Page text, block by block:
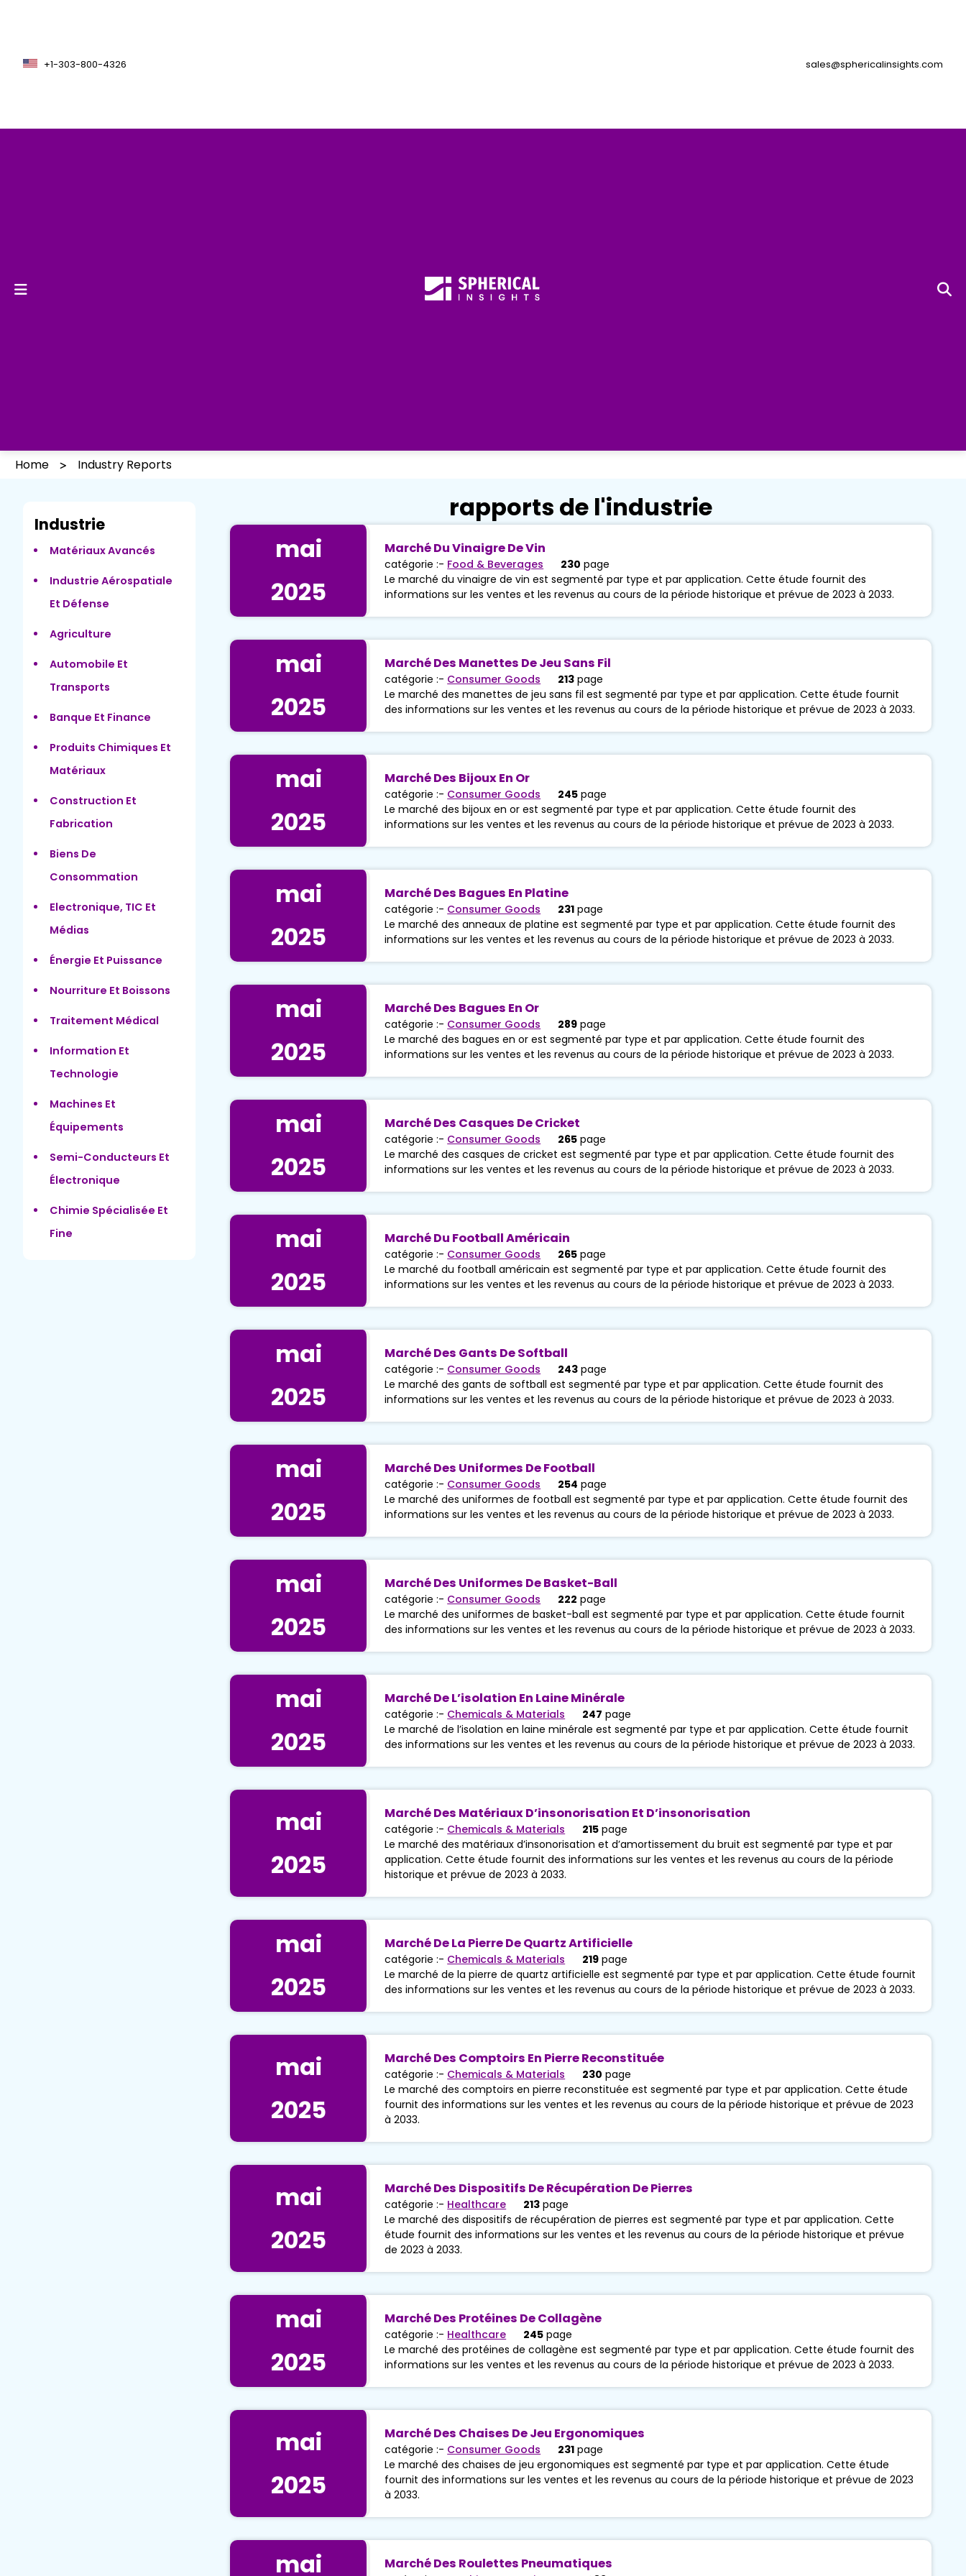
+1-303-800-4326 sales@sphericalinsights.com
Home Industry Reports
Industrie
Matériaux Avancés
Industrie Aérospatiale
Et Défense
Agriculture
Automobile Et
Transports
Banque Et Finance
Produits Chimiques Et
Matériaux
Construction Et
Fabrication
Biens De
Consommation
Electronique, TIC Et
Médias
Énergie Et Puissance
Nourriture Et Boissons
Traitement Médical
Information Et
Technologie
Machines Et
Équipements
Semi-Conducteurs Et
Électronique
Chimie Spécialisée Et
Fine
rapports de l'industrie
mai
2025
Marché Du Vinaigre De Vin
catégorie :- Food & Beverages 230 page
Le marché du vinaigre de vin est segmenté par type et par application. Cette étude fournit des
informations sur les ventes et les revenus au cours de la période historique et prévue de 2023 à 2033.
mai
2025
Marché Des Manettes De Jeu Sans Fil
catégorie :- Consumer Goods 213 page
Le marché des manettes de jeu sans fil est segmenté par type et par application. Cette étude fournit
des informations sur les ventes et les revenus au cours de la période historique et prévue de 2023 à 2033.
mai
2025
Marché Des Bijoux En Or
catégorie :- Consumer Goods 245 page
Le marché des bijoux en or est segmenté par type et par application. Cette étude fournit des
informations sur les ventes et les revenus au cours de la période historique et prévue de 2023 à 2033.
mai
2025
Marché Des Bagues En Platine
catégorie :- Consumer Goods 231 page
Le marché des anneaux de platine est segmenté par type et par application. Cette étude fournit des
informations sur les ventes et les revenus au cours de la période historique et prévue de 2023 à 2033.
mai
2025
Marché Des Bagues En Or
catégorie :- Consumer Goods 289 page
Le marché des bagues en or est segmenté par type et par application. Cette étude fournit des
informations sur les ventes et les revenus au cours de la période historique et prévue de 2023 à 2033.
mai
2025
Marché Des Casques De Cricket
catégorie :- Consumer Goods 265 page
Le marché des casques de cricket est segmenté par type et par application. Cette étude fournit des
informations sur les ventes et les revenus au cours de la période historique et prévue de 2023 à 2033.
mai
2025
Marché Du Football Américain
catégorie :- Consumer Goods 265 page
Le marché du football américain est segmenté par type et par application. Cette étude fournit des
informations sur les ventes et les revenus au cours de la période historique et prévue de 2023 à 2033.
mai
2025
Marché Des Gants De Softball
catégorie :- Consumer Goods 243 page
Le marché des gants de softball est segmenté par type et par application. Cette étude fournit des
informations sur les ventes et les revenus au cours de la période historique et prévue de 2023 à 2033.
mai
2025
Marché Des Uniformes De Football
catégorie :- Consumer Goods 254 page
Le marché des uniformes de football est segmenté par type et par application. Cette étude fournit des
informations sur les ventes et les revenus au cours de la période historique et prévue de 2023 à 2033.
mai
2025
Marché Des Uniformes De Basket-Ball
catégorie :- Consumer Goods 222 page
Le marché des uniformes de basket-ball est segmenté par type et par application. Cette étude fournit
des informations sur les ventes et les revenus au cours de la période historique et prévue de 2023 à 2033.
mai
2025
Marché De L’isolation En Laine Minérale
catégorie :- Chemicals & Materials 247 page
Le marché de l’isolation en laine minérale est segmenté par type et par application. Cette étude fournit
des informations sur les ventes et les revenus au cours de la période historique et prévue de 2023 à 2033.
mai
2025
Marché Des Matériaux D’insonorisation Et D’insonorisation
catégorie :- Chemicals & Materials 215 page
Le marché des matériaux d’insonorisation et d’amortissement du bruit est segmenté par type et par
application. Cette étude fournit des informations sur les ventes et les revenus au cours de la période
historique et prévue de 2023 à 2033.
mai
2025
Marché De La Pierre De Quartz Artificielle
catégorie :- Chemicals & Materials 219 page
Le marché de la pierre de quartz artificielle est segmenté par type et par application. Cette étude fournit
des informations sur les ventes et les revenus au cours de la période historique et prévue de 2023 à 2033.
mai
2025
Marché Des Comptoirs En Pierre Reconstituée
catégorie :- Chemicals & Materials 230 page
Le marché des comptoirs en pierre reconstituée est segmenté par type et par application. Cette étude
fournit des informations sur les ventes et les revenus au cours de la période historique et prévue de 2023
à 2033.
mai
2025
Marché Des Dispositifs De Récupération De Pierres
catégorie :- Healthcare 213 page
Le marché des dispositifs de récupération de pierres est segmenté par type et par application. Cette
étude fournit des informations sur les ventes et les revenus au cours de la période historique et prévue
de 2023 à 2033.
mai
2025
Marché Des Protéines De Collagène
catégorie :- Healthcare 245 page
Le marché des protéines de collagène est segmenté par type et par application. Cette étude fournit des
informations sur les ventes et les revenus au cours de la période historique et prévue de 2023 à 2033.
mai
2025
Marché Des Chaises De Jeu Ergonomiques
catégorie :- Consumer Goods 231 page
Le marché des chaises de jeu ergonomiques est segmenté par type et par application. Cette étude
fournit des informations sur les ventes et les revenus au cours de la période historique et prévue de 2023
à 2033.
mai Marché Des Roulettes Pneumatiques